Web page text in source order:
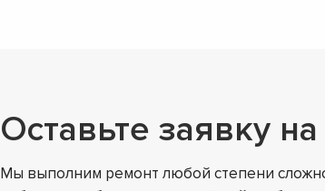
Оставьте заявку
Мы выполним ремонт любой степени